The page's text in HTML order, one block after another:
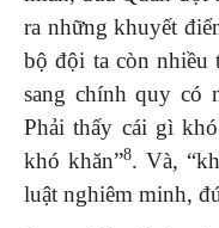
ra những khuyết
bộ đội ta còn
sang chính quy có
Phải thấy cái gì
khó khăn”8. Và,
luật nghiêm minh,